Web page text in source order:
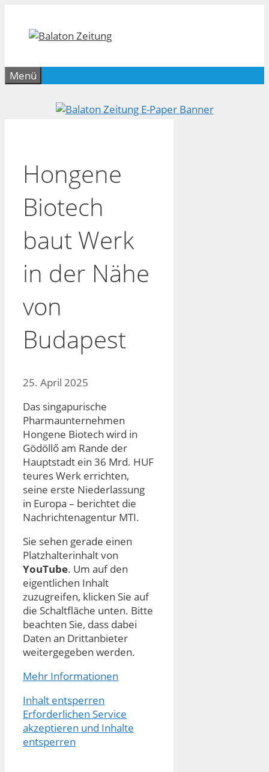
springen
Menü
Hongene
Biotech
baut Werk
in der Nähe
von
Budapest
25. April 2025
Das singapurische
Pharmaunternehmen
Hongene Biotech wird in
Gödöllő am Rande der
Hauptstadt ein 36 Mrd. HUF
teures Werk errichten,
seine erste Niederlassung
in Europa – berichtet die
Nachrichtenagentur MTI.
Sie sehen gerade einen
Platzhalterinhalt von
YouTube. Um auf den
eigentlichen Inhalt
zuzugreifen, klicken Sie auf
die Schaltfläche unten. Bitte
beachten Sie, dass dabei
Daten an Drittanbieter
weitergegeben werden.
Mehr Informationen
Inhalt entsperren
Erforderlichen Service
akzeptieren und Inhalte
entsperren